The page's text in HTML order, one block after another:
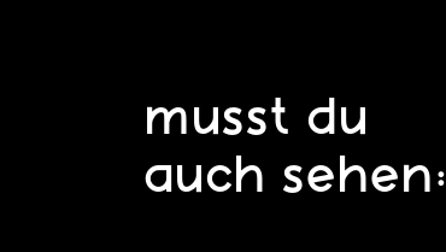
musst du
auch sehen: